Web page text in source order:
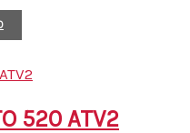
520 ATV2